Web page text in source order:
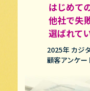
はじめて
他社で失
選ばれて
2025年 カジ
顧客アンケ